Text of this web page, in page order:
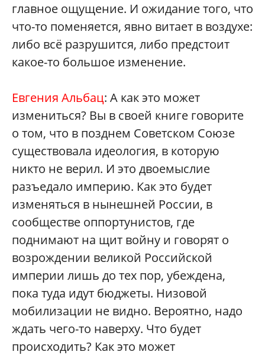
главное ощущение. И ожидание того, что
что-то поменяется, явно витает в воздухе:
либо всё разрушится, либо предстоит
какое-то большое изменение.
Евгения Альбац: А как это может
измениться? Вы в своей книге говорите
о том, что в позднем Советском Союзе
существовала идеология, в которую
никто не верил. И это двоемыслие
разъедало империю. Как это будет
изменяться в нынешней России, в
сообществе оппортунистов, где
поднимают на щит войну и говорят о
возрождении великой Российской
империи лишь до тех пор, убеждена,
пока туда идут бюджеты. Низовой
мобилизации не видно. Вероятно, надо
ждать чего-то наверху. Что будет
происходить? Как это может